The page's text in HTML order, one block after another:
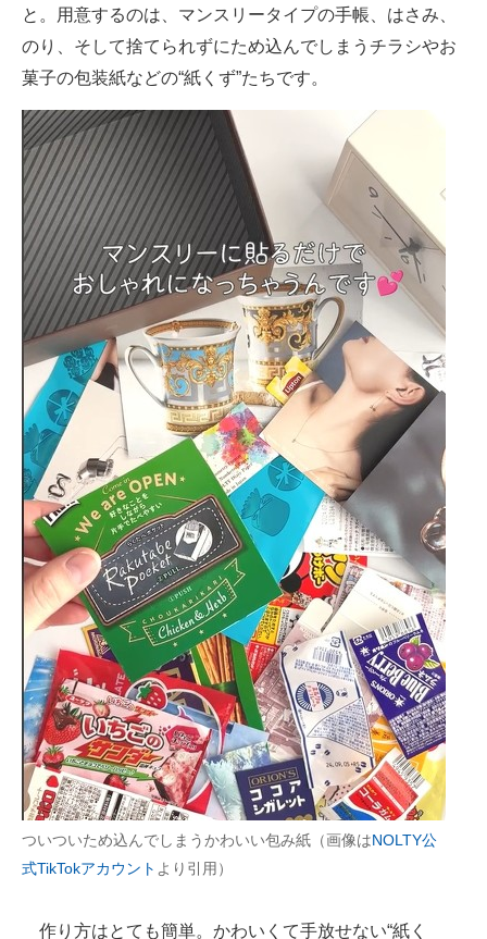
と。用意するのは、マンスリータイプの手帳、はさみ、
のり、そして捨てられずにため込んでしまうチラシやお
菓子の包装紙などの“紙くず”たちです。
ついついため込んでしまうかわいい包み紙（画像はNOLTY公
式TikTokアカウント より引用）
作り方はとても簡単。かわいくて手放せない“紙く